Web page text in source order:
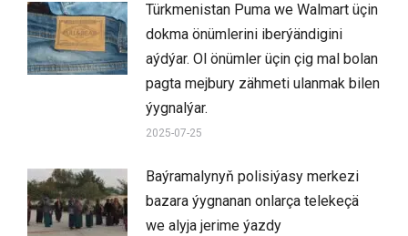
Türkmenistan Puma we Walmart üçin
dokma önümlerini iberýändigini
aýdýar. Ol önümler üçin çig mal bolan
pagta mejbury zähmeti ulanmak bilen
ýygnalýar.
2025-07-25
Baýramalynyň polisiýasy merkezi
bazara ýygnanan onlarça telekeçä
we alyja jerime ýazdy